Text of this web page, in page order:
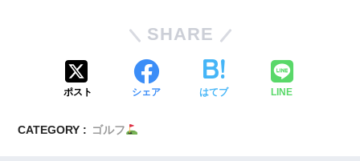
SHARE
ポスト シェア はてブ LINE
CATEGORY : ゴルフ